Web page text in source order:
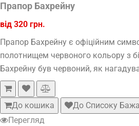
Прапор Бахрейну
від 320 грн.
Прапор Бахрейну є офіційним
полотнищем червоного кольору з
Бахрейну був червоний, як
До кошика До Списоку
Перегляд